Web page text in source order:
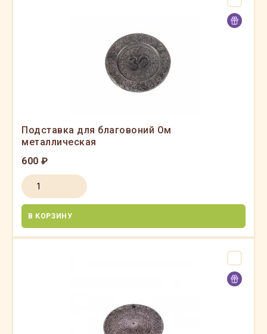
Подставка для благовоний Ом
металлическая
600 ₽
В КОРЗИНУ